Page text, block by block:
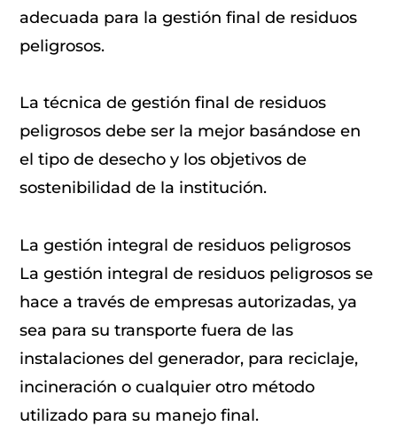
adecuada para la gestión final de residuos
peligrosos.
La técnica de gestión final de residuos
peligrosos debe ser la mejor basándose en
el tipo de desecho y los objetivos de
sostenibilidad de la institución.
La gestión integral de residuos peligrosos
La gestión integral de residuos peligrosos se
hace a través de empresas autorizadas, ya
sea para su transporte fuera de las
instalaciones del generador, para reciclaje,
incineración o cualquier otro método
utilizado para su manejo final.